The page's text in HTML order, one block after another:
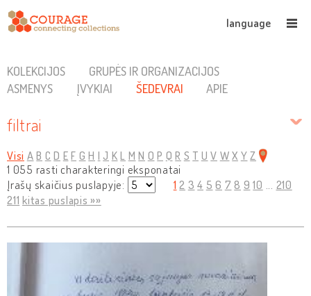
language
KOLEKCIJOS
GRUPĖS IR ORGANIZACIJOS
ASMENYS
ĮVYKIAI ŠEDEVRAI APIE
filtrai
Visi A B C D E F G H I J K L M N O P Q R S T U V W X Y Z
1 055 rasti charakteringi eksponatai
Įrašų skaičius puslapyje:
1 2 3 4 5 6 7 8 9 10 ... 210
211 kitas puslapis »»